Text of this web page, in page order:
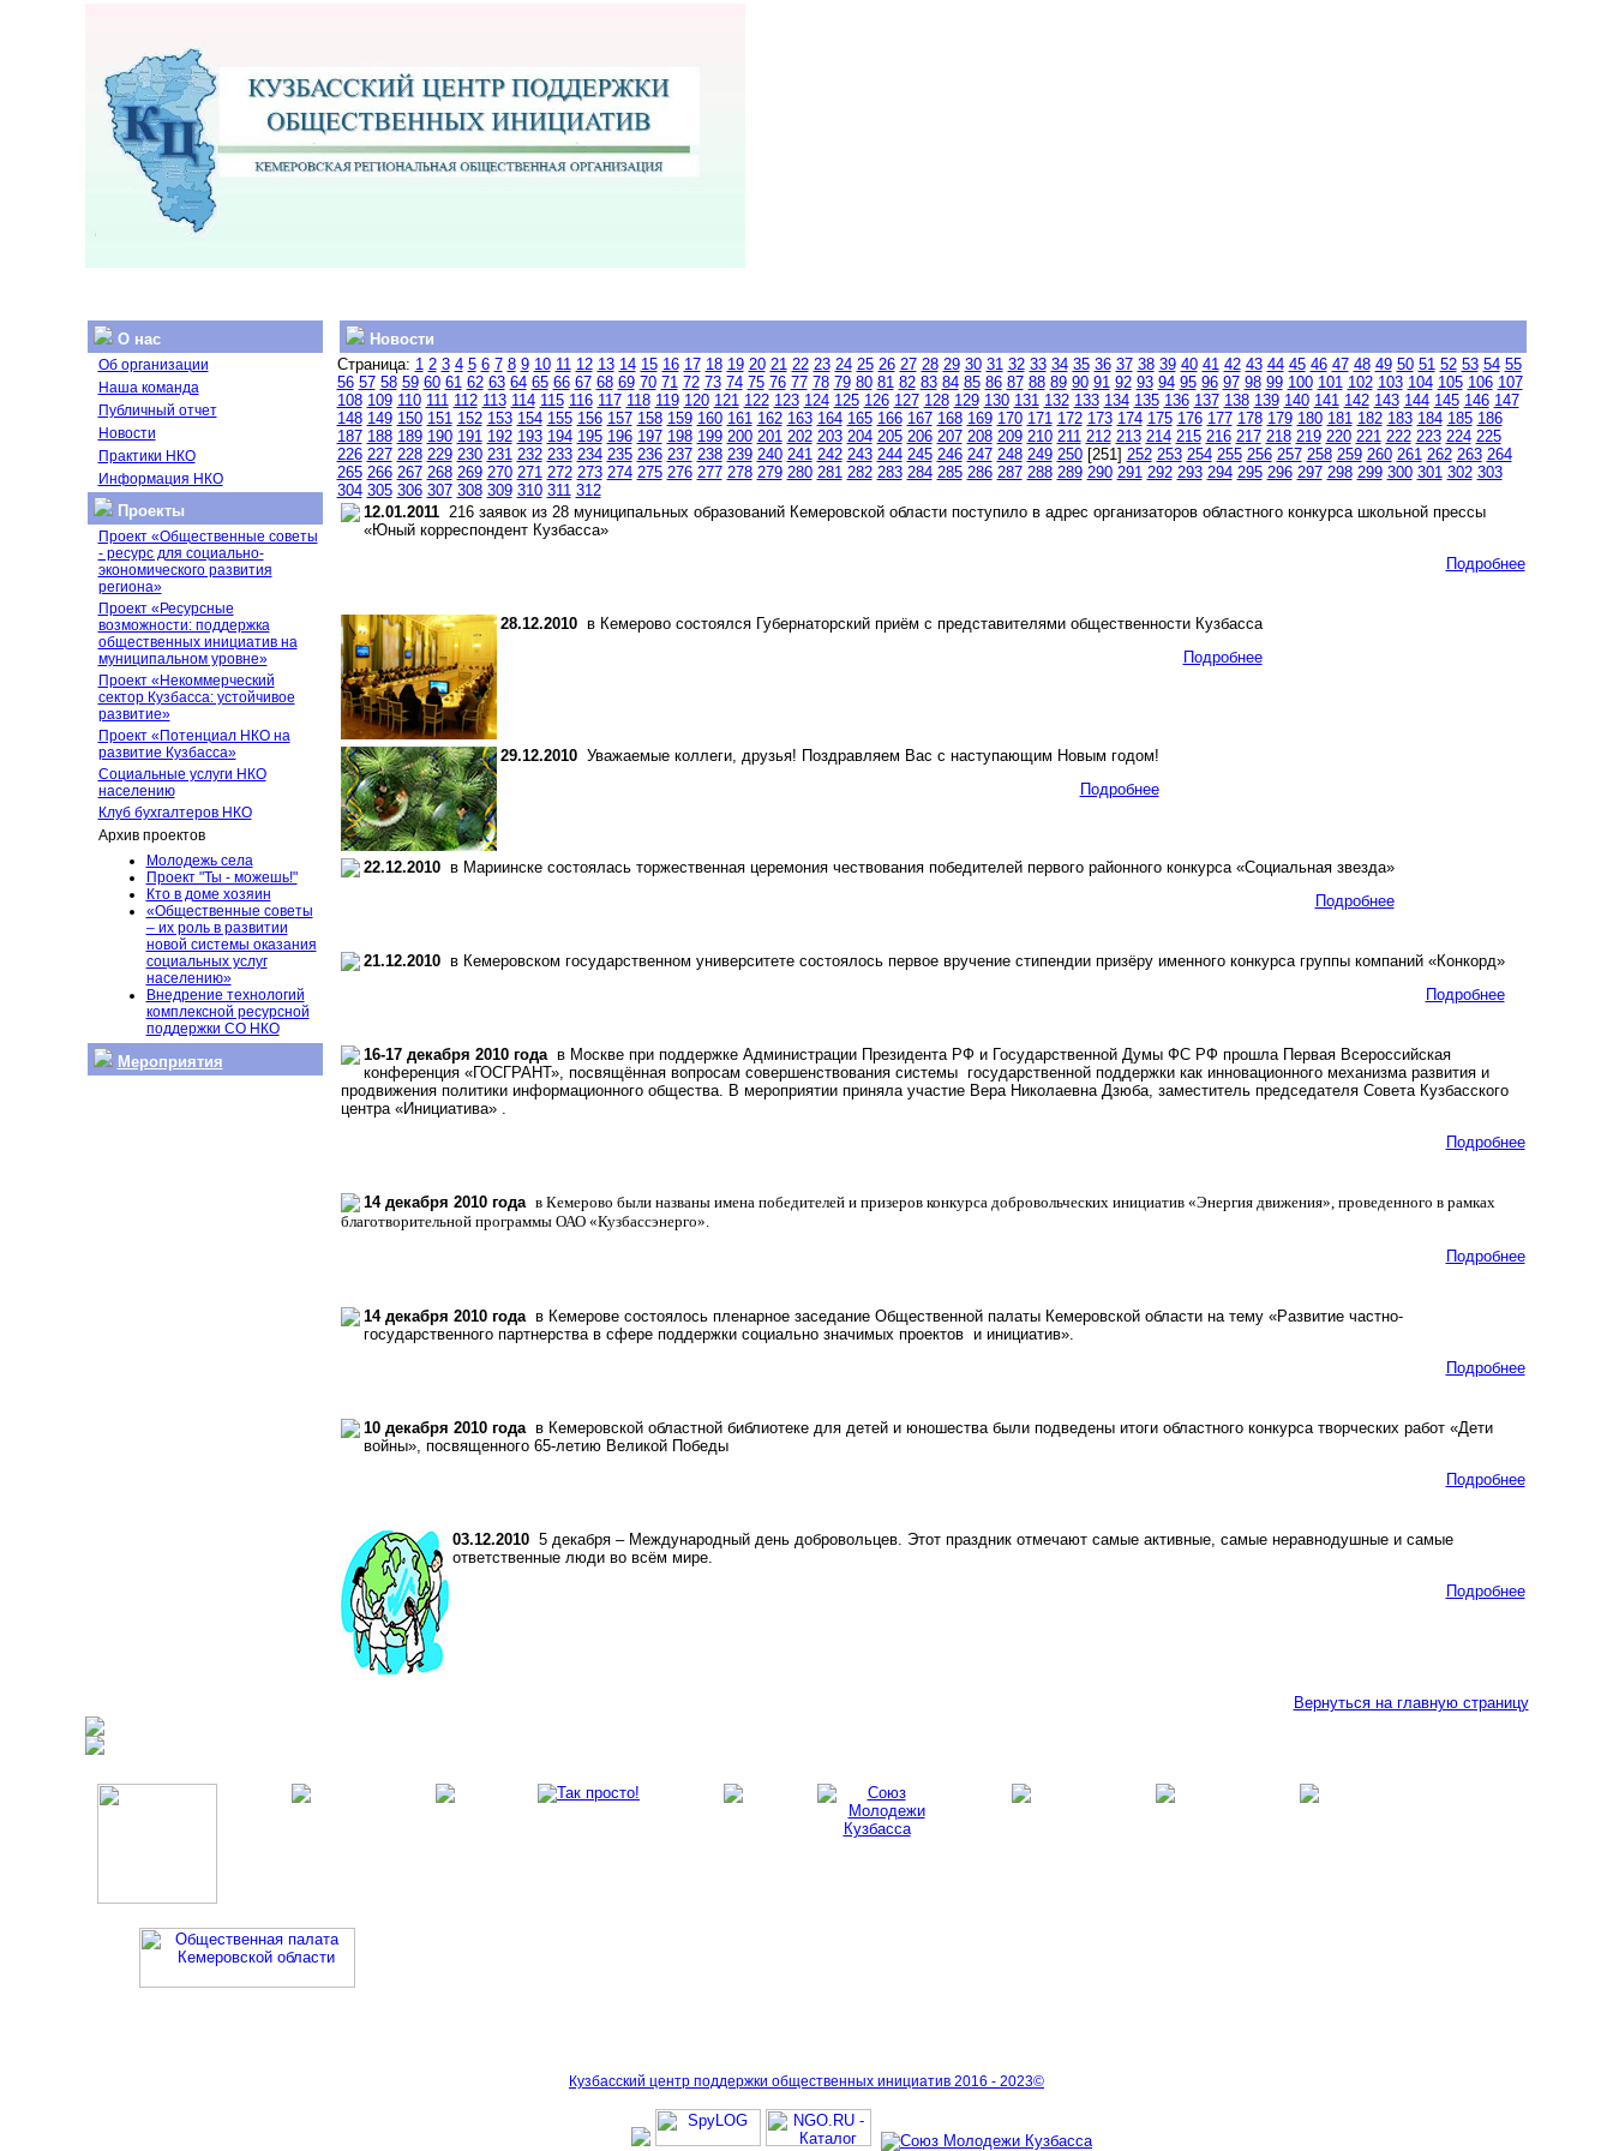
О нас
Об организации
Наша команда
Публичный отчет
Новости
Практики НКО
Информация НКО
Проекты
Проект «Общественные советы
- ресурс для социально-
экономического развития
региона»
Проект «Ресурсные
возможности: поддержка
общественных инициатив на
муниципальном уровне»
Проект «Некоммерческий
сектор Кузбасса: устойчивое
развитие»
Проект «Потенциал НКО на
развитие Кузбасса»
Социальные услуги НКО
населению
Клуб бухгалтеров НКО
Архив проектов
Молодежь села
Проект "Ты - можешь!"
Кто в доме хозяин
«Общественные советы
– их роль в развитии
новой системы оказания
социальных услуг
населению»
Внедрение технологий
комплексной ресурсной
поддержки СО НКО
Мероприятия
Новости
Страница: 1 2 3 4 5 6 7 8 9 10 11 12 13 14 15 16 17 18 19 20 21 22 23 24 25 26 27 28 29 30 31 32 33 34 35 36 37 38 39 40 41 42 43 44 45 46 47 48 49 50 51 52 53 54 55
56 57 58 59 60 61 62 63 64 65 66 67 68 69 70 71 72 73 74 75 76 77 78 79 80 81 82 83 84 85 86 87 88 89 90 91 92 93 94 95 96 97 98 99 100 101 102 103 104 105 106 107
108 109 110 111 112 113 114 115 116 117 118 119 120 121 122 123 124 125 126 127 128 129 130 131 132 133 134 135 136 137 138 139 140 141 142 143 144 145 146 147
148 149 150 151 152 153 154 155 156 157 158 159 160 161 162 163 164 165 166 167 168 169 170 171 172 173 174 175 176 177 178 179 180 181 182 183 184 185 186
187 188 189 190 191 192 193 194 195 196 197 198 199 200 201 202 203 204 205 206 207 208 209 210 211 212 213 214 215 216 217 218 219 220 221 222 223 224 225
226 227 228 229 230 231 232 233 234 235 236 237 238 239 240 241 242 243 244 245 246 247 248 249 250[251] 252 253 254 255 256 257 258 259 260 261 262 263 264
265 266 267 268 269 270 271 272 273 274 275 276 277 278 279 280 281 282 283 284 285 286 287 288 289 290 291 292 293 294 295 296 297 298 299 300 301 302 303
304 305 306 307 308 309 310 311 312
12.01.2011216 заявок из 28 муниципальных образований Кемеровской области поступило в адрес организаторов областного конкурса школьной прессы
«Юный корреспондент Кузбасса»
Подробнее
28.12.2010в Кемерово состоялся Губернаторский приём с представителями общественности Кузбасса
Подробнее
29.12.2010Уважаемые коллеги, друзья! Поздравляем Вас с наступающим Новым годом!
Подробнее
22.12.2010в Мариинске состоялась торжественная церемония чествования победителей первого районного конкурса «Социальная звезда»
Подробнее
21.12.2010в Кемеровском государственном университете состоялось первое вручение стипендии призёру именного конкурса группы компаний «Конкорд»
Подробнее
16-17 декабря 2010 годав Москве при поддержке Администрации Президента РФ и Государственной Думы ФС РФ прошла Первая Всероссийская
конференция «ГОСГРАНТ», посвящённая вопросам совершенствования системы государственной поддержки как инновационного механизма развития и
продвижения политики информационного общества. В мероприятии приняла участие Вера Николаевна Дзюба, заместитель председателя Совета Кузбасского
центра «Инициатива» .
Подробнее
14 декабря 2010 года в Кемерово были названы имена победителей и призеров конкурса добровольческих инициатив «Энергия движения», проведенного в рамках
благотворительной программы ОАО «Кузбассэнерго».
Подробнее
14 декабря 2010 годав Кемерове состоялось пленарное заседание Общественной палаты Кемеровской области на тему «Развитие частно-
государственного партнерства в сфере поддержки социально значимых проектов и инициатив».
Подробнее
10 декабря 2010 годав Кемеровской областной библиотеке для детей и юношества были подведены итоги областного конкурса творческих работ «Дети
войны», посвященного 65-летию Великой Победы
Подробнее
03.12.20105 декабря – Международный день добровольцев. Этот праздник отмечают самые активные, самые неравнодушные и самые
ответственные люди во всём мире.
Подробнее
Вернуться на главную страницу
Кузбасский центр поддержки общественных инициатив 2016 - 2023©